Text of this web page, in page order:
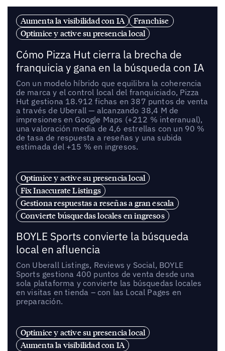
Aumenta la visibilidad con IA
Franchise
Optimice y active su presencia local
Cómo Pizza Hut cierra la brecha de
franquicia y gana en la búsqueda con IA
Con un modelo híbrido que equilibra la coherencia
de marca y el control local del franquiciado, Pizza
Hut gestiona 18.912 fichas en 387 puntos de venta
a través de Uberall — alcanzando 38,4 M de
impresiones en Google Maps (+212 % interanual),
una valoración media de 4,6 estrellas con un 90 %
de tasa de respuesta a reseñas y una subida
estimada del +15 % en ingresos.
Optimice y active su presencia local
Fix Inaccurate Listings
Gestiona respuestas a reseñas a gran escala
Convierte búsquedas locales en ingresos
BOYLE Sports convierte la búsqueda
local en afluencia
Con Uberall Listings, Reviews y Social, BOYLE
Sports gestiona 400 puntos de venta desde una
sola plataforma y convierte las búsquedas locales
en visitas en tienda – con las Local Pages en
preparación.
Optimice y active su presencia local
Aumenta la visibilidad con IA